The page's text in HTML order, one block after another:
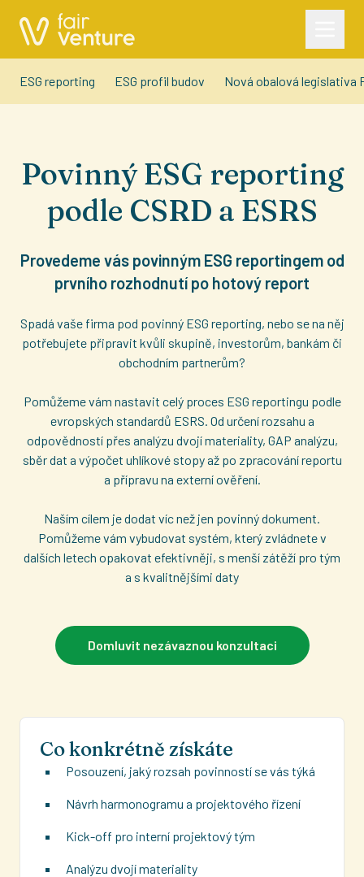
ESG reporting ESG profil budov Nová obalová legislativa
Povinný ESG reporting
podle CSRD a ESRS
Provedeme vás povinným ESG reportingem od
prvního rozhodnutí po hotový report
Spadá vaše firma pod povinný ESG reporting, nebo se na něj
potřebujete připravit kvůli skupině, investorům, bankám či
obchodním partnerům?
Pomůžeme vám nastavit celý proces ESG reportingu podle
evropských standardů ESRS. Od určení rozsahu a
odpovědností přes analýzu dvojí materiality, GAP analýzu,
sběr dat a výpočet uhlíkové stopy až po zpracování reportu
a přípravu na externí ověření.
Naším cílem je dodat víc než jen povinný dokument.
Pomůžeme vám vybudovat systém, který zvládnete v
dalších letech opakovat efektivněji, s menší zátěží pro tým
a s kvalitnějšími daty
Domluvit nezávaznou konzultaci
Co konkrétně získáte
Posouzení, jaký rozsah povinností se vás týká
Návrh harmonogramu a projektového řízení
Kick-off pro interní projektový tým
Analýzu dvojí materiality